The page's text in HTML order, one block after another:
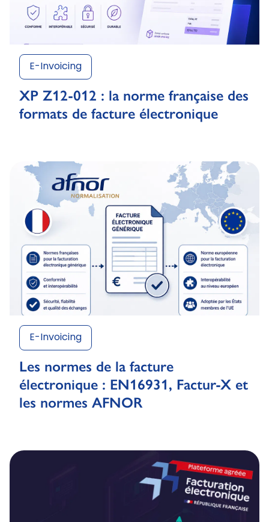
E-Invoicing
XP Z12-012 : la norme française des
formats de facture électronique
E-Invoicing
Les normes de la facture
électronique : EN16931, Factur-X et
les normes AFNOR